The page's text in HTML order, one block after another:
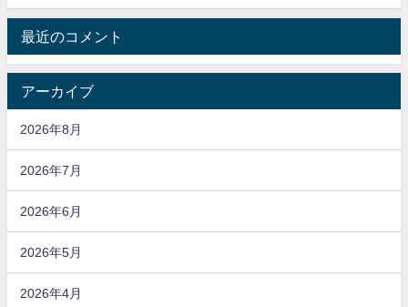
最近のコメント
アーカイブ
2026年8月
2026年7月
2026年6月
2026年5月
2026年4月